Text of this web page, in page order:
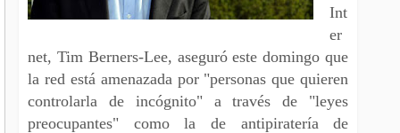
Int
er
net, Tim Berners-Lee, aseguró este domingo que
la red está amenazada por "personas que quieren
controlarla de incógnito" a través de "leyes
preocupantes" como la de antipiratería de